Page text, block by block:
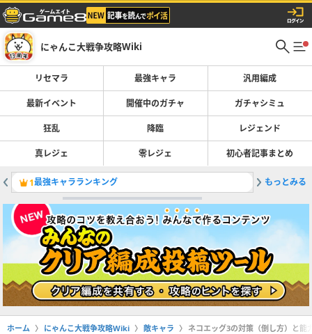
にゃんこ大戦争攻略Wiki
リセマラ 最強キャラ 汎用編成
最新イベント 開催中のガチャ ガチャシミュ
狂乱 降臨 レジェンド
真レジェ 零レジェ 初心者記事まとめ
1最強キャラランキング 2鉄腕！
もっとみる
ホーム にゃんこ大戦争攻略Wiki 敵キャラ ネコエッグ3の対策（倒し方）と能